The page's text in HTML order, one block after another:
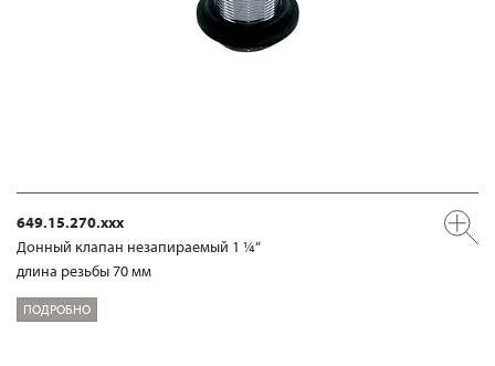
649.15.270.xxx
Донный клапан незапираемый 1 ¼“
длина резьбы 70 мм
ПОДРОБНО